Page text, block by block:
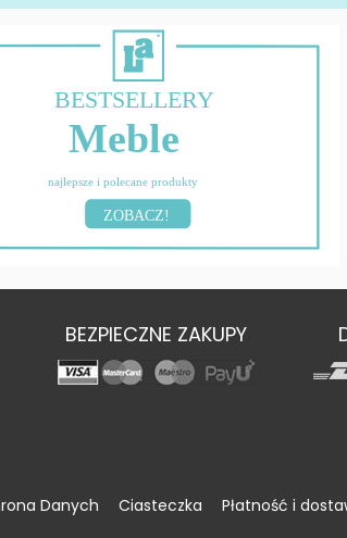
BESTSELLERY
Meble
najlepsze i polecane produkty
ZOBACZ!
BEZPIECZNE ZAKUPY
Danych Ciasteczka Płatność i